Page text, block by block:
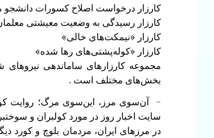
کارزار درخواست اصلاح کسورات دانشجو
کارزار رسیدگی به وضعیت معیشتی
کارزار «نیمکت‌های خالی»
کارزار «کوله‌پشتی‌های رها شده»
مجموعه کارزارهای ساماندهی
بخش‌های مختلف است .
– آن‌سوی مرز، این‌سوی مرگ؛ روایت
سایت اخبار روز در مورد کولبران و
در مرزهای ایران، مردمان بلوچ و کورد